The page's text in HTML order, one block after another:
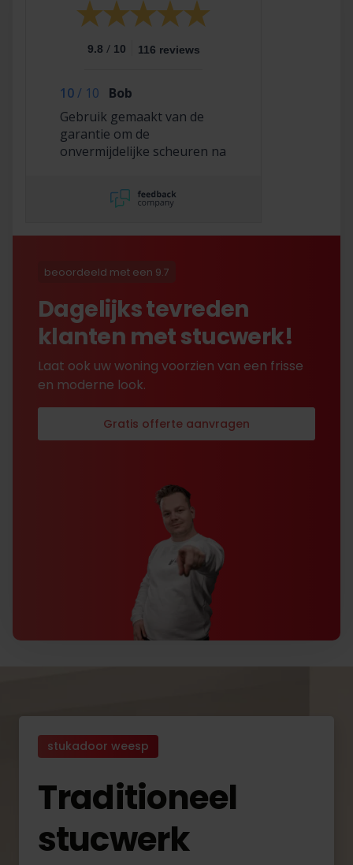
9.8 / 10 116 reviews
10/ 10
Bob
Gebruik gemaakt van de
garantie om de
onvermijdelijke scheuren na
en dat hebben ze super
netjes gedaan!
beoordeeld met een 9.7
Dagelijks tevreden
klanten met stucwerk!
Laat ook uw woning voorzien van een frisse
en moderne look.
Gratis offerte aanvragen
stukadoor weesp
Traditioneel
stucwerk